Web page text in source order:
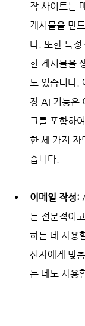
작 사이트는
게시물을 만
다. 또한 특정
한 게시물을
도 있습니다.
장 AI 기능은
그를 포함하
한 세 가지 자
습니다.
이메일 작성:
는 전문적이
하는 데 사용
신자에게 맞
는 데도 사용